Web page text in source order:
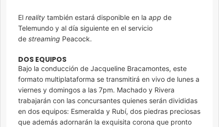
El reality también estará disponible en la app de
Telemundo y al día siguiente en el servicio
de streaming Peacock.
DOS EQUIPOS
Bajo la conducción de Jacqueline Bracamontes, este
formato multiplataforma se transmitirá en vivo de lunes a
viernes y domingos a las 7pm. Machado y Rivera
trabajarán con las concursantes quienes serán divididas
en dos equipos: Esmeralda y Rubí, dos piedras preciosas
que además adornarán la exquisita corona que pronto